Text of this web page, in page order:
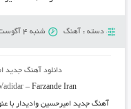
دسته : آهنگ شنبه 4 آگوست 2018
دانلود آهنگ جدید
–Farzande Iran
آهنگ جدید امیرحسین وادیدار با